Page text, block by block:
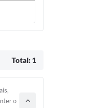
Total: 1
o